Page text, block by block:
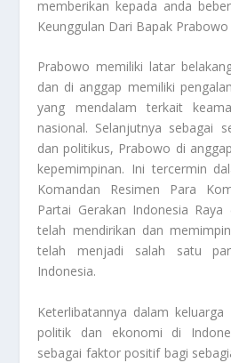
memberikan kepada anda
Keunggulan Dari Bapak
Prabowo memiliki latar
dan di anggap memiliki
yang mendalam terkait
nasional. Selanjutnya sebagai
dan politikus, Prabowo di
kepemimpinan. Ini tercermin
Komandan Resimen Para
Partai Gerakan Indonesia Raya
telah mendirikan dan
telah menjadi salah satu
Indonesia.
Keterlibatannya dalam
politik dan ekonomi di
sebagai faktor positif bagi